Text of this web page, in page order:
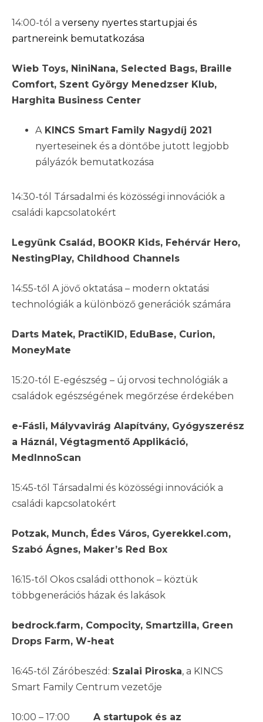
14:00-tól a verseny nyertes startupjai és
partnereink bemutatkozása
Wieb Toys, NiniNana, Selected Bags, Braille
Comfort, Szent György Menedzser Klub,
Harghita Business Center
A KINCS Smart Family Nagydíj 2021
nyerteseinek és a döntőbe jutott legjobb
pályázók bemutatkozása
14:30-tól Társadalmi és közösségi innovációk a
családi kapcsolatokért
Legyünk Család, BOOKR Kids, Fehérvár Hero,
NestingPlay, Childhood Channels
14:55-től A jövő oktatása – modern oktatási
technológiák a különböző generációk számára
Darts Matek, PractiKID, EduBase, Curion,
MoneyMate
15:20-tól E-egészség – új orvosi technológiák a
családok egészségének megőrzése érdekében
e-Fásli, Mályvavirág Alapítvány, Gyógyszerész
a Háznál, Végtagmentő Applikáció,
MedInnoScan
15:45-től Társadalmi és közösségi innovációk a
családi kapcsolatokért
Potzak, Munch, Édes Város, Gyerekkel.com,
Szabó Ágnes, Maker’s Red Box
16:15-től Okos családi otthonok – köztük
többgenerációs házak és lakások
bedrock.farm, Compocity, Smartzilla, Green
Drops Farm, W-heat
16:45-től Záróbeszéd: Szalai Piroska, a KINCS
Smart Family Centrum vezetője
10:00 – 17:00 A startupok és az